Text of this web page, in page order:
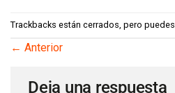
Trackbacks están cerrados, pero puedes
← Anterior
Deja una respuesta